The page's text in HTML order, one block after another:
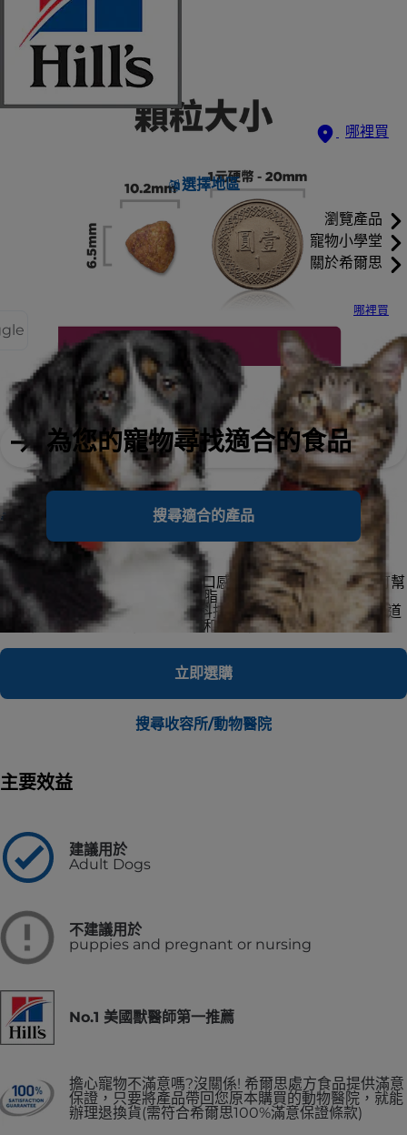
哪裡買
選擇地區
瀏覽產品
寵物小學堂
關於希爾思
哪裡買
為您的寵物尋找適合的食品
搜尋適合的產品
希爾思處方食品
犬用 i/d 低脂
希爾思處方食品犬用 i/d低脂 是口感極佳的低脂營養配方，可幫
助改善狗狗的消化不良及管理血脂。 搭配希爾思突破性的
ActivBiome+ 益菌纖活+
成分科技，臨床實證可快速激活腸道
微生物菌叢，支持寵物消化系統和整體健康。
立即選購
搜尋收容所/動物醫院
主要效益
建議用於
Adult Dogs
不建議用於
puppies and pregnant or nursing
No.1 美國獸醫師第一推薦
擔心寵物不滿意嗎?沒關係! 希爾思處方食品提供滿意
保證，只要將產品帶回您原本購買的動物醫院，就能
辦理退換貨(需符合希爾思100%滿意保證條款)